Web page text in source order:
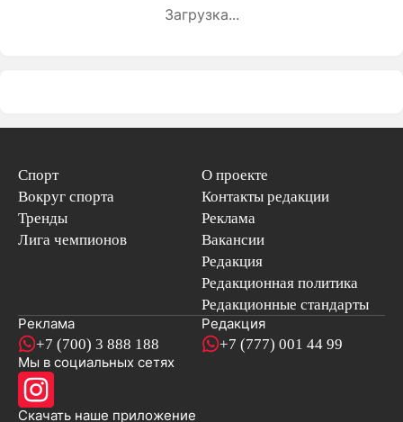
Загрузка...
Спорт
Вокруг спорта
Тренды
Лига чемпионов
О проекте
Контакты редакции
Реклама
Вакансии
Редакция
Редакционная политика
Редакционные стандарты
Реклама
+7 (700) 3 888 188
Редакция
+7 (777) 001 44 99
Мы в социальных сетях
Скачать наше приложениеновостей